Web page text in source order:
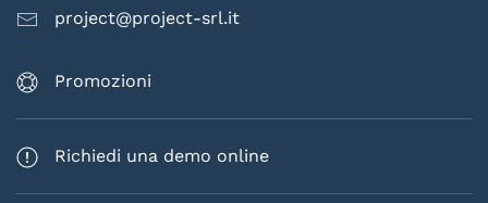
project@project-srl.it
Promozioni
Richiedi una demo online